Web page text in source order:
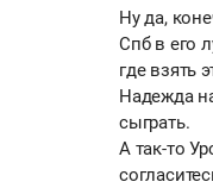
Ну да,
Спб в его
где взять
Надежда
сыграть.
А так-то